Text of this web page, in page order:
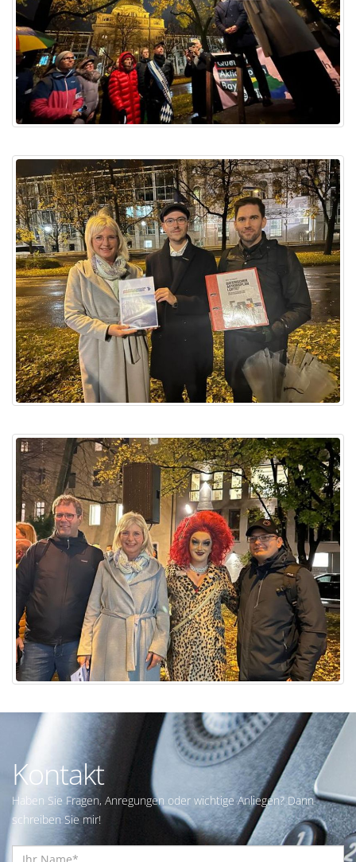
Kontakt
Haben Sie Fragen, Anregungen oder wichtige Anliegen? Dann
schreiben Sie mir!